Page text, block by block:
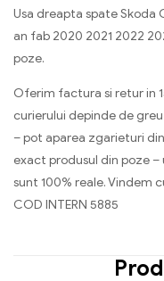
Usa dreapta spate Skoda
an fab 2020 2021 2022
poze.
Oferim factura si retur in
curierului depinde de
– pot aparea zgarieturi
exact produsul din poze –
sunt 100% reale. Vindem
COD INTERN 5885